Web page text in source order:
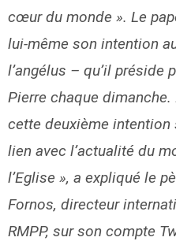
cœur du monde ». Le
lui-même son intention
l’angélus – qu’il préside
Pierre chaque dimanche.
cette deuxième intention
lien avec l’actualité du
l’Eglise », a expliqué le
Fornos, directeur
RMPP, sur son compte